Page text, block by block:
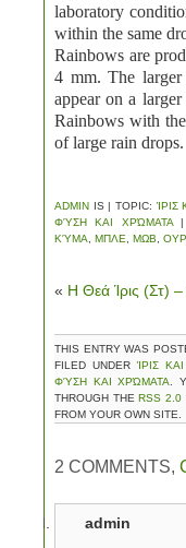
laboratory
within the same
Rainbows are
4 mm. The larger
appear on a
Rainbows with
of large rain drops.
ADMIN IS | TOPIC: ΊΡΙΣ
ΦΎΣΗ ΚΑΙ ΧΡΏΜΑΤΑ|
ΚΎΜΑ
ΜΠΛΕ ΜΩΒ
« Η Θεά Ίρις (Στ)
THIS ENTRY WAS
FILED UNDER ΊΡΙΣ
ΦΎΣΗ ΚΑΙ ΧΡΏΜΑΤΑ
.
THROUGH THERSS 2.0
FROM YOUR OWN SITE.
2 COMMENTS,
admin